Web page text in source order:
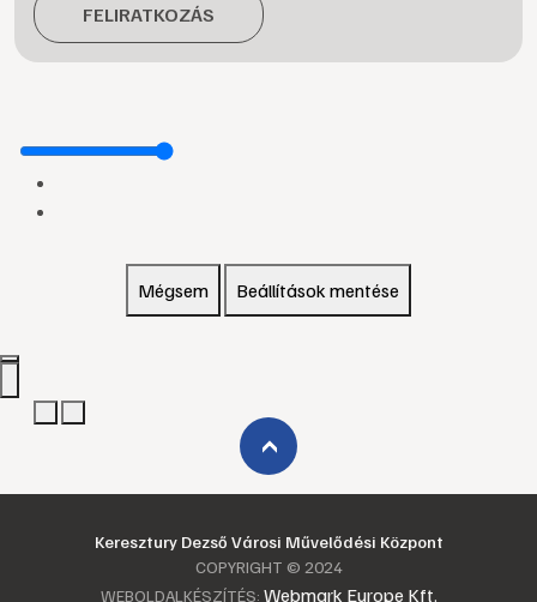
FELIRATKOZÁS
Mégsem Beállítások mentése
›
Keresztury Dezső Városi Művelődési Központ
COPYRIGHT © 2024
WEBOLDALKÉSZÍTÉS: Webmark Europe Kft.